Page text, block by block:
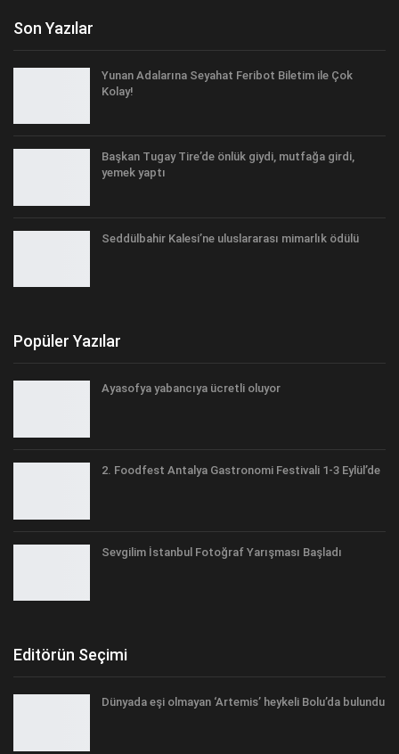
Son Yazılar
Yunan Adalarına Seyahat Feribot Biletim ile Çok
Kolay!
Başkan Tugay Tire’de önlük giydi, mutfağa girdi,
yemek yaptı
Seddülbahir Kalesi’ne uluslararası mimarlık ödülü
Popüler Yazılar
Ayasofya yabancıya ücretli oluyor
2. Foodfest Antalya Gastronomi Festivali 1-3 Eylül’de
Sevgilim İstanbul Fotoğraf Yarışması Başladı
Editörün Seçimi
Dünyada eşi olmayan ‘Artemis’ heykeli Bolu’da bulundu